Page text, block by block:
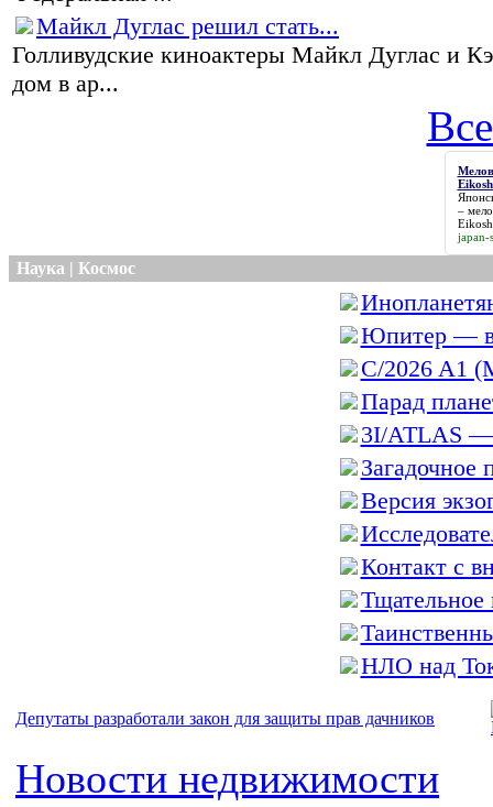
Майкл Дуглас решил стать...
Голливудские киноактеры Майкл Дуглас и
дом в ар...
–
japan-
Наука | Космос
Юпитер —
C/2026 A1
Парад
3I/ATLAS —
Загадочное
Версия
Контакт с
Тщательное
НЛО над
Депутаты разработали закон для защиты прав дачников
Новости недвижимости